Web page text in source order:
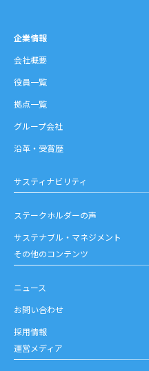
企業情報
会社概要
役員一覧
拠点一覧
グループ会社
沿革・受賞歴
サスティナビリティ
ステークホルダーの声
サステナブル・マネジメント
その他のコンテンツ
ニュース
お問い合わせ
採用情報
運営メディア